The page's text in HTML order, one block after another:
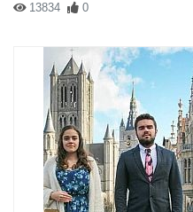
13834 0